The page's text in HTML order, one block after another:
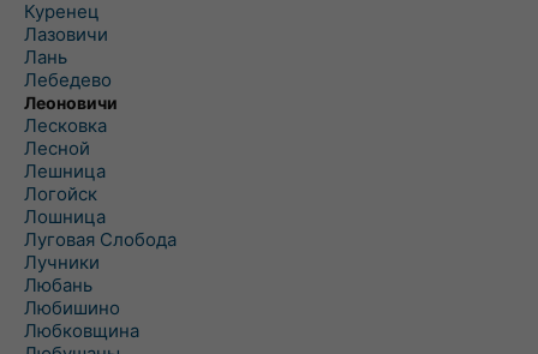
Куренец
Лазовичи
Лань
Лебедево
Леоновичи
Лесковка
Лесной
Лешница
Логойск
Лошница
Луговая Слобода
Лучники
Любань
Любишино
Любковщина